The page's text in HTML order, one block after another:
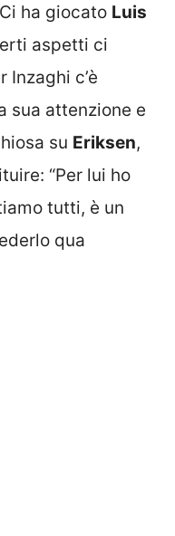
ha giocato Luis
aspetti ci
Inzaghi c’è
sua attenzione e
su Eriksen,
“Per lui ho
tutti, è un
qua